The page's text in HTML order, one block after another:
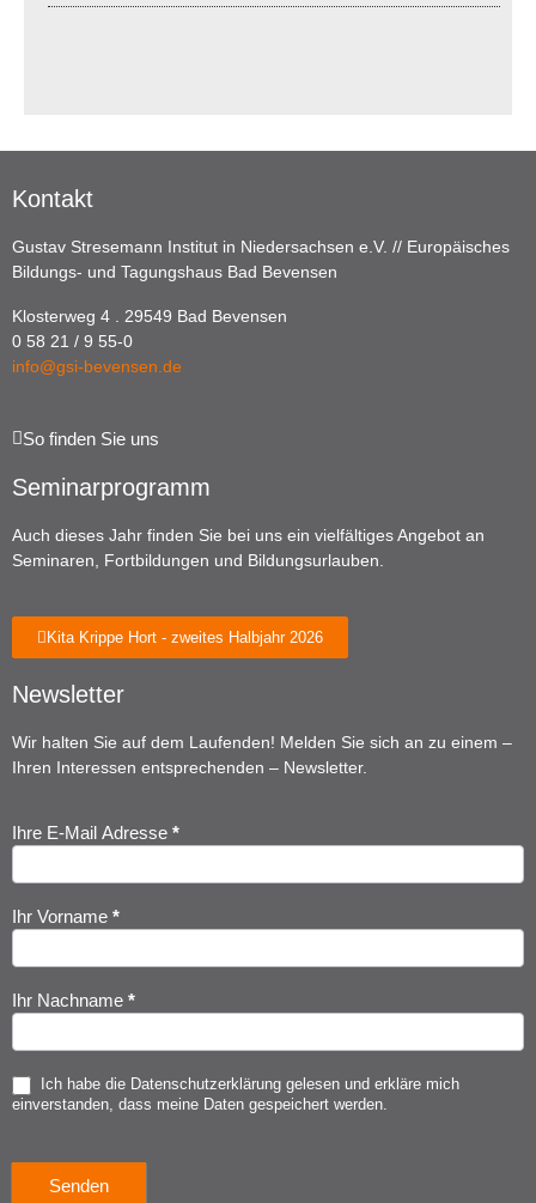
Kontakt
Gustav Stresemann Institut in Niedersachsen e.V. // Europäisches
Bildungs- und Tagungshaus Bad Bevensen
Klosterweg 4 . 29549 Bad Bevensen
0 58 21 / 9 55-0
info@gsi-bevensen.de
So finden Sie uns
Seminarprogramm
Auch dieses Jahr finden Sie bei uns ein vielfältiges Angebot an
Seminaren, Fortbildungen und Bildungsurlauben.
Kita Krippe Hort - zweites Halbjahr 2026
Newsletter
Wir halten Sie auf dem Laufenden! Melden Sie sich an zu einem –
Ihren Interessen entsprechenden – Newsletter.
Newsletter
Anmeldung
Ihre E-Mail Adresse *
Ihr Vorname *
Ihr Nachname *
Ich habe die Datenschutzerklärung gelesen und erkläre mich
einverstanden, dass meine Daten gespeichert werden.
Senden